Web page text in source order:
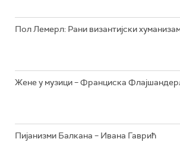
РАДИО
Пол Лемерл: Рани византијски
Жене у музици – Франциска
Пијанизми Балкана – Ивана Гаврић